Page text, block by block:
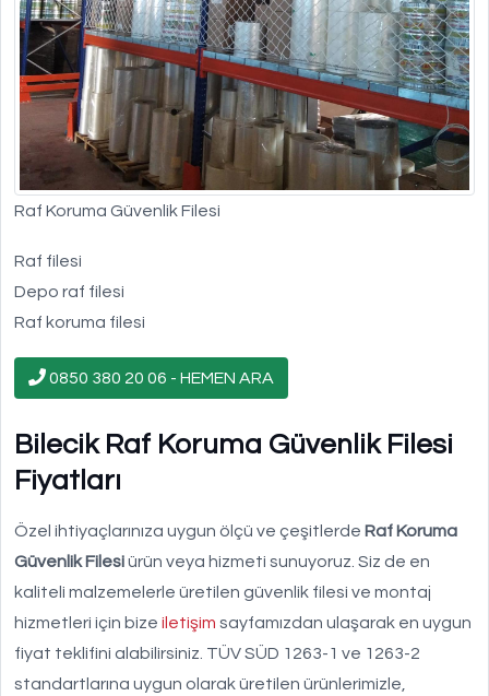
Raf Koruma Güvenlik Filesi
Raf filesi
Depo raf filesi
Raf koruma filesi
0850 380 20 06 - HEMEN ARA
Bilecik Raf Koruma Güvenlik Filesi
Fiyatları
Özel ihtiyaçlarınıza uygun ölçü ve çeşitlerde Raf Koruma
Güvenlik Filesiürün veya hizmeti sunuyoruz. Siz de en
kaliteli malzemelerle üretilen güvenlik filesi ve montaj
hizmetleri için bize iletişim sayfamızdan ulaşarak en uygun
fiyat teklifini alabilirsiniz. TÜV SÜD 1263-1 ve 1263-2
standartlarına uygun olarak üretilen ürünlerimizle,